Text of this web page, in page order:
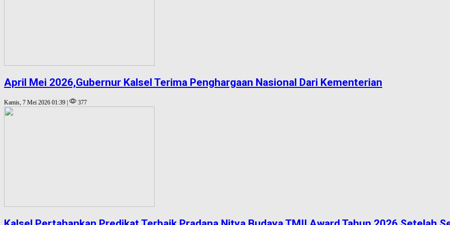
April Mei 2026,Gubernur Kalsel Terima Penghargaan Nasional Dari Kementerian
Kamis, 7 Mei 2026 01:39 | 377